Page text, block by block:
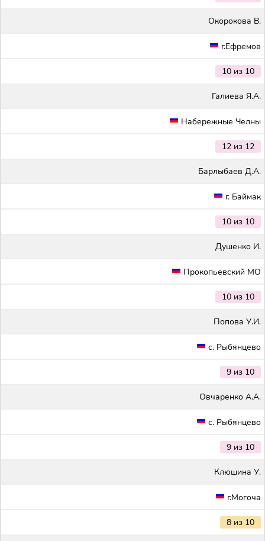
Окорокова В.
г.Ефремов
10 из 10
Галиева Я.А.
Набережные Челны
12 из 12
Барлыбаев Д.А.
г. Баймак
10 из 10
Душенко И.
Прокопьевский МО
10 из 10
Попова У.И.
с. Рыбянцево
9 из 10
Овчаренко А.А.
с. Рыбянцево
9 из 10
Клюшина У.
г.Могоча
8 из 10